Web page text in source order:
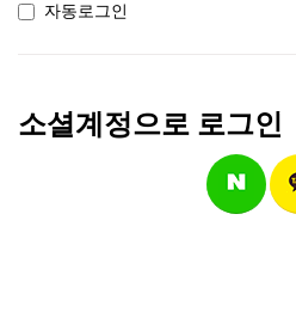
자동로그인
소셜계정으로 로그인